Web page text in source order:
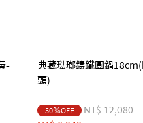
-
典藏琺瑯鑄鐵圓鍋18cm(
頭)
50％OFF Price
NT$ 12,080to